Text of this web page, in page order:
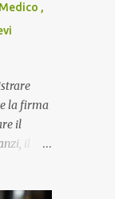
,
la firma
il
il